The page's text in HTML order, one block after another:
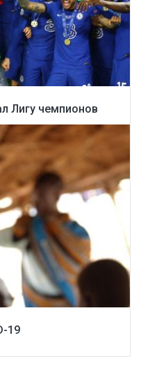
Лигу чемпионов
19